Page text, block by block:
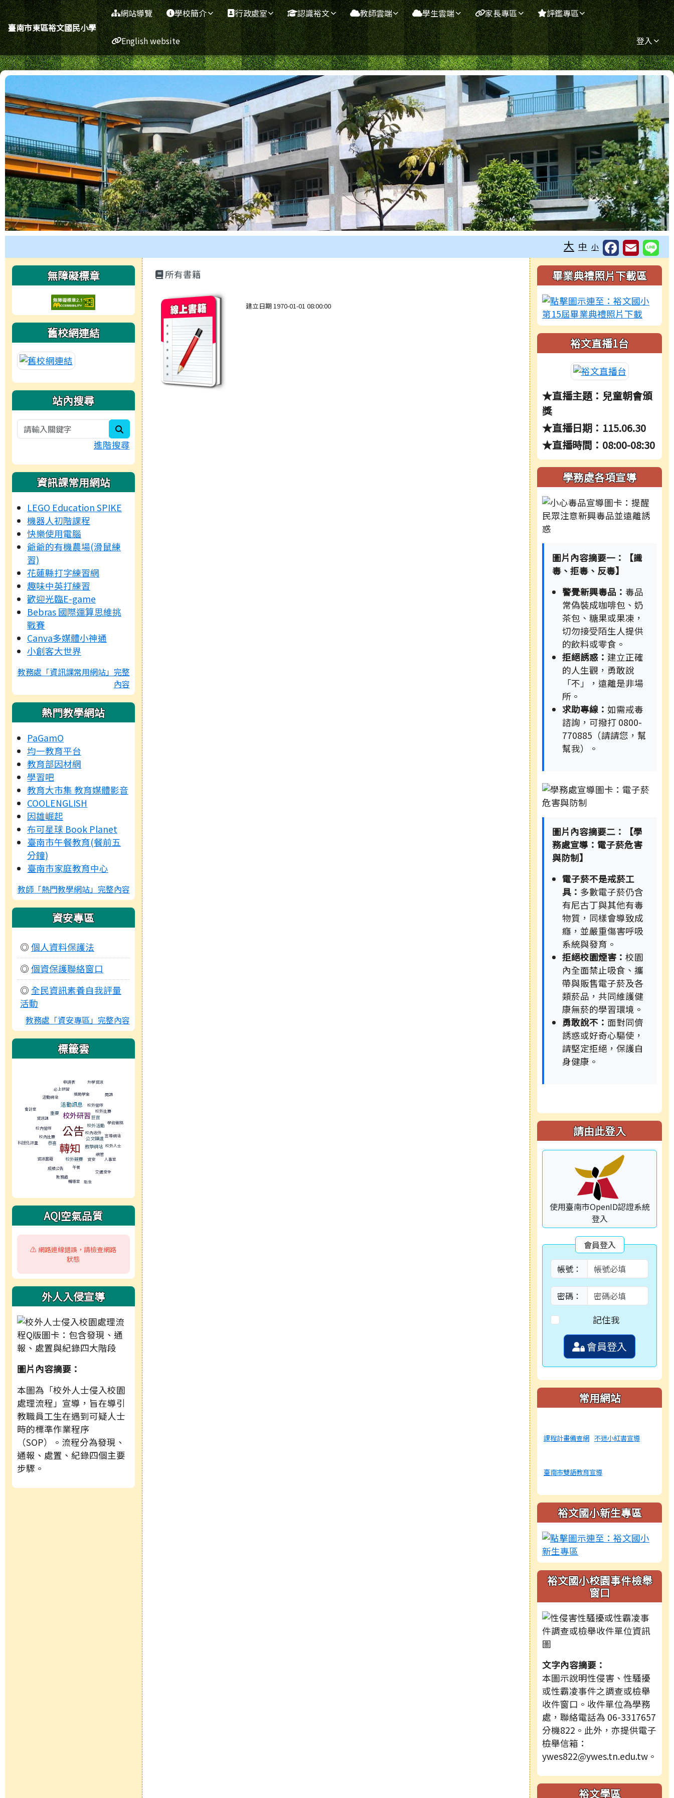
跳至主內容區
臺南市東區裕文國民小學
導覽列
臺南市東區裕文國民小學
網站導覽 學校簡介 行政處室 認識裕文 教師雲端 學生雲端 家長專區 評鑑專區
English website 登入
大 中 小
左邊區域內容
無障礙標章
舊校網連結
站內搜尋
search
進階搜尋
資訊課常用網站
LEGO Education SPIKE
機器人初階課程
快樂使用電腦
爺爺的有機農場(滑鼠練
習)
花蓮縣打字練習網
趣味中英打練習
歡迎光臨E-game
Bebras 國際運算思維挑
戰賽
Canva多媒體小神通
小創客大世界
教務處「資訊課常用網站」完整
內容
熱門教學網站
PaGamO
均一教育平台
教育部因材網
學習吧
教育大市集 教育媒體影音
COOLENGLISH
因雄崛起
布可星球 Book Planet
臺南市午餐教育(餐前五
分鐘)
臺南市家庭教育中心
教師「熱門教學網站」完整內容
資安專區
◎ 個人資料保護法
◎ 個資保護聯絡窗口
◎ 全民資訊素養自我評量
活動
教務處「資安專區」完整內容
標籤雲
活動網站
必上研習
申請表 升學資訊
閱讀
會計室
重要
活動訊息
獎助學金
校外研習
校外營隊
資訊課
校內營隊
公告 校外活動
狂賀
校外比賽
學術徵稿
科技化評量
校內比賽
校內收件
恭喜 轉知 教學網站
公文轉達
宣導網站
校外人士
資訊書籍 校外競賽
網管
成績公告 午餐
資安 人事室
教務處
輔導室
交通安全
新生
AQI空氣品質
⚠️ 網路連線錯誤，請檢查網路
狀態
外人入侵宣導
圖片內容摘要：
本圖為「校外人士侵入校園
處理流程」宣導，旨在導引
教職員工生在遇到可疑人士
時的標準作業程序
（SOP）。流程分為發現、
通報、處置、紀錄四個主要
步驟。
主內容區域
所有書籍
book: Contents
建立日期 1970-01-01 08:00:00
右邊區域內容
畢業典禮照片下載區
裕文直播1台
★直播主題：兒童朝會頒
獎
★直播日期：115.06.30
★直播時間：08:00-08:30
學務處各項宣導
圖片內容摘要一：【識
毒、拒毒、反毒】
警覺新興毒品： 毒品
常偽裝成咖啡包、奶
茶包、糖果或果凍，
切勿接受陌生人提供
的飲料或零食。
拒絕誘惑： 建立正確
的人生觀，勇敢說
「不」，遠離是非場
所。
求助專線： 如需戒毒
諮詢，可撥打 0800-
770885（請請您，幫
幫我）。
圖片內容摘要二：【學
務處宣導：電子菸危害
與防制】
電子菸不是戒菸工
具： 多數電子菸仍含
有尼古丁與其他有毒
物質，同樣會導致成
癮，並嚴重傷害呼吸
系統與發育。
拒絕校園煙害： 校園
內全面禁止吸食、攜
帶與販售電子菸及各
類菸品，共同維護健
康無菸的學習環境。
勇敢說不： 面對同儕
誘惑或好奇心驅使，
請堅定拒絕，保護自
身健康。
請由此登入
使用臺南市OpenID認證系統
登入
會員登入
帳號：
密碼：
記住我
會員登入
常用網站
課程計畫備查網 不迷小紅書宣導
臺南市雙語教育宣導
裕文國小新生專區
裕文國小校園事件檢舉
窗口
文字內容摘要：
本圖示說明性侵害、性騷擾
或性霸凌事件之調查或檢舉
收件窗口。收件單位為學務
處，聯絡電話為 06-3317657
分機822。此外，亦提供電子
檢舉信箱：
ywes822@ywes.tn.edu.tw。
裕文學區
頁尾區域